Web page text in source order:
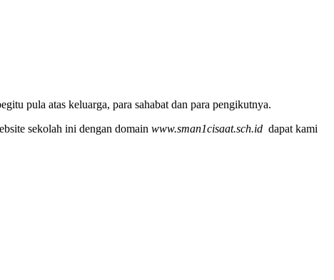
pula atas keluarga, para sahabat dan para pengikutnya.
sekolah ini dengan domain www.sman1cisaat.sch.id dapat kami